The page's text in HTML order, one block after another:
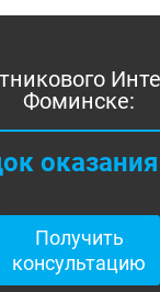
Фоминске:
оказания
Получить
консультацию